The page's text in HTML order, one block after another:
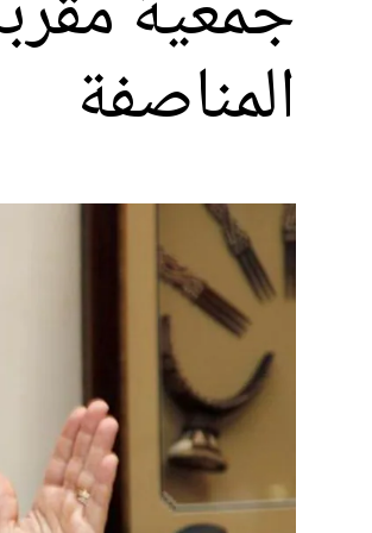
المناصفة